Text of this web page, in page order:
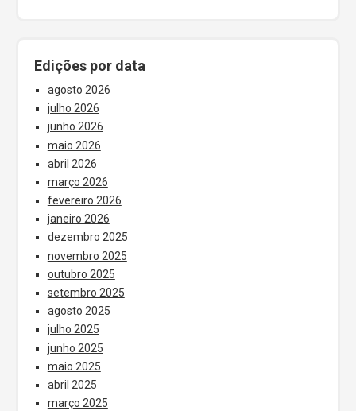
Edições por data
agosto 2026
julho 2026
junho 2026
maio 2026
abril 2026
março 2026
fevereiro 2026
janeiro 2026
dezembro 2025
novembro 2025
outubro 2025
setembro 2025
agosto 2025
julho 2025
junho 2025
maio 2025
abril 2025
março 2025